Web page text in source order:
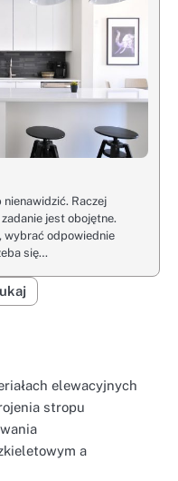
Raczej
jest obojętne.
wybrać odpowiednie
się…
elewacyjnych
stropu
a